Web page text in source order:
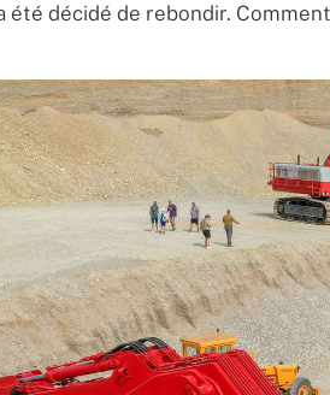
été décidé de rebondir.